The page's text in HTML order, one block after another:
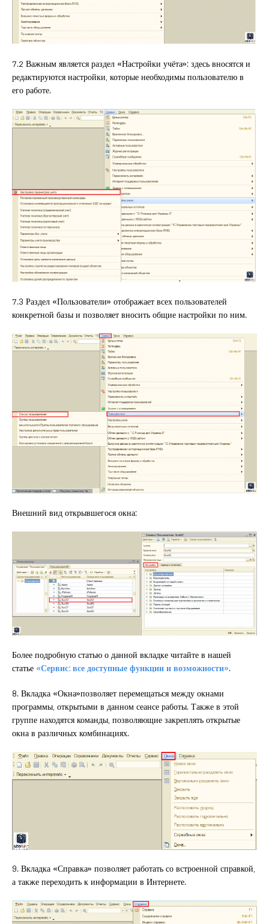
7.2 Важным является раздел «Настройки учёта»: здесь вносятся и
редактируются настройки, которые необходимы пользователю в
его работе.
7.3 Раздел «Пользователи» отображает всех пользователей
конкретной базы и позволяет вносить общие настройки по ним.
Внешний вид открывшегося окна:
Более подробную статью о данной вкладке читайте в нашей
статье «Сервис: все доступные функции и возможности».
8. Вкладка «Окна»позволяет перемещаться между окнами
программы, открытыми в данном сеансе работы. Также в этой
группе находятся команды, позволяющие закреплять открытые
окна в различных комбинациях.
9. Вкладка «Справка» позволяет работать со встроенной справкой,
а также переходить к информации в Интернете.